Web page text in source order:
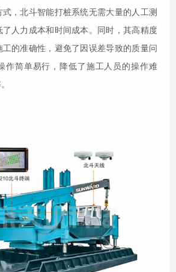
，北斗智能打桩系统无需大量的人工测
人力成本和时间成本。同时，其高精度
的准确性，避免了因误差导致的质量问
作简单易行，降低了施工人员的操作难